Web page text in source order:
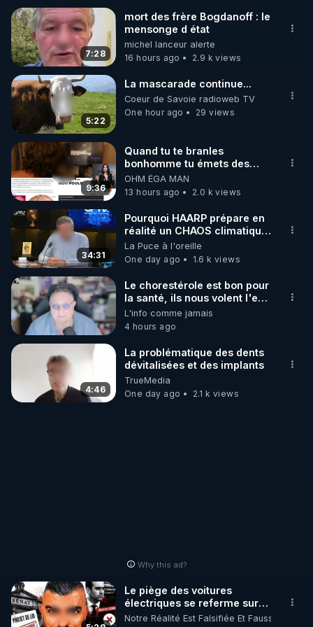
________________
7:28
mort des frère Bogdanoff : le
mensonge d état
michel lanceur alerte
16 hours ago
2.9 k views
5:22
La mascarade continue...
Coeur de Savoie radioweb TV
One hour ago
29 views
9:36
Quand tu te branles
bonhomme tu émets des
ondes ils ont juste omis de
t'expliquer
OHM ÉGA MAN
13 hours ago
2.0 k views
34:31
Pourquoi HAARP prépare en
réalité un CHAOS climatique,
on répond
La Puce à l'oreille
One day ago
1.6 k views
Le chorestérole est bon pour
la santé, ils nous volent l'eau
! 😒🤢😡
https://odysee.com/@anonyme:d3/
L'info comme jamais
4 hours ago
4:46
La problématique des dents
dévitalisées et des implants
TrueMedia
One day ago
2.1 k views
Why this ad?
Le piège des voitures
électriques se referme sur
les usagers !
Notre Réalité Est Falsifiée Et Fausse